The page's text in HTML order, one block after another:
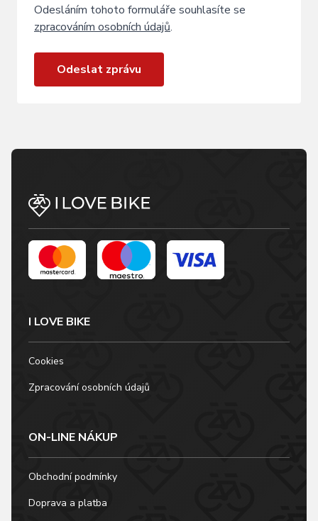
Odesláním tohoto formuláře souhlasíte se
zpracováním osobních údajů.
Odeslat zprávu
I LOVE BIKE
Cookies
Zpracování osobních údajů
ON-LINE NÁKUP
Obchodní podmínky
Doprava a platba